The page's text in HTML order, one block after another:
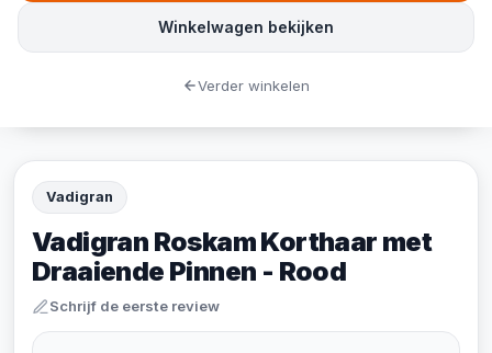
Vadigran
Vadigran Roskam Korthaar met
Draaiende Pinnen - Rood
Schrijf de eerste review
Winkelwagen bekijken
Verder winkelen